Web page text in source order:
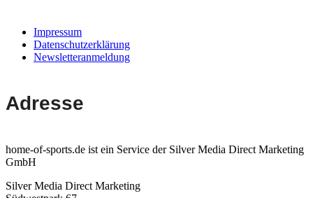
Impressum
Datenschutzerklärung
Newsletteranmeldung
Adresse
home-of-sports.de ist ein Service der Silver Media Direct Marketing
GmbH
Silver Media Direct Marketing